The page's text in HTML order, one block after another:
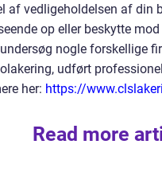
af vedligeholdelsen af
op eller beskytte
nogle forskellige
udført
her: https://
Read more